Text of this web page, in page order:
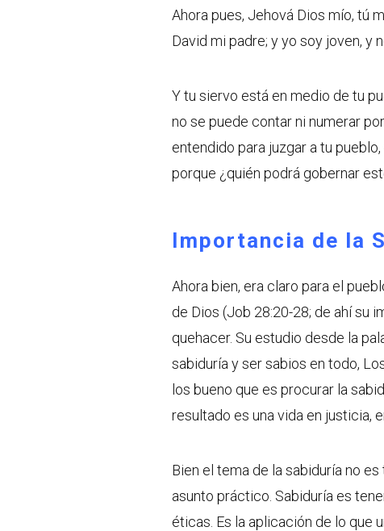
Ahora pues, Jehová Dios mío, tú
David mi padre; y yo soy joven, y
Y tu siervo está en medio de tu
no se puede contar ni numerar
entendido para juzgar a tu
porque ¿quién podrá gobernar
Importancia de la
Ahora bien, era claro para el
de Dios (Job 28:20-28; de ahí su
quehacer. Su estudio desde la
sabiduría y ser sabios en todo,
los bueno que es procurar la
resultado es una vida en justicia,
Bien el tema de la sabiduría no
asunto práctico. Sabiduría es
éticas. Es la aplicación de lo que